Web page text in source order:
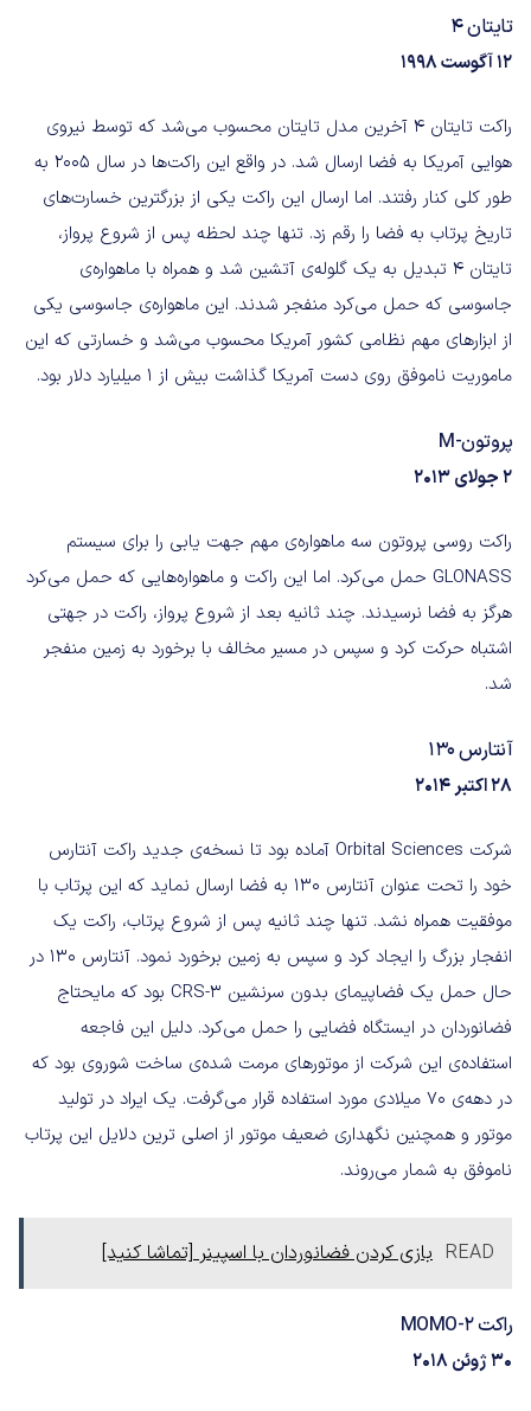
تایتان ۴
۱۲ آگوست ۱۹۹۸
راکت تایتان ۴ آخرین مدل تایتان محسوب می‌شد که توسط نیروی
هوایی آمریکا به فضا ارسال شد. در واقع این راکت‌ها در سال ۲۰۰۵ به
طور کلی کنار رفتند. اما ارسال این راکت یکی از بزرگترین خسارت‌های
تاریخ پرتاب به فضا را رقم زد. تنها چند لحظه پس از شروع پرواز،
تایتان ۴ تبدیل به یک گلوله‌ی آتشین شد و همراه با ماهواره‌ی
جاسوسی که حمل می‌کرد منفجر شدند. این ماهواره‌ی جاسوسی یکی
از ابزار‌های مهم نظامی کشور آمریکا محسوب می‌شد و خسارتی که این
ماموریت ناموفق روی دست آمریکا گذاشت بیش از ۱ میلیارد دلار بود.
پروتون-M
۲ جولای ۲۰۱۳
راکت روسی پروتون سه ماهواره‌ی مهم جهت یابی را برای سیستم
GLONASS حمل می‌کرد. اما این راکت و ماهواره‌هایی که حمل می‌کرد
هرگز به فضا نرسیدند. چند ثانیه بعد از شروع پرواز، راکت در جهتی
اشتباه حرکت کرد و سپس در مسیر مخالف با برخورد به زمین منفجر
شد.
آنتارس ۱۳۰
۲۸ اکتبر ۲۰۱۴
شرکت Orbital Sciences آماده بود تا نسخه‌ی جدید راکت آنتارس
خود را تحت عنوان آنتارس ۱۳۰ به فضا ارسال نماید که این پرتاب با
موفقیت همراه نشد. تنها چند ثانیه پس از شروع پرتاب، راکت یک
انفجار بزرگ را ایجاد کرد و سپس به زمین برخورد نمود. آنتارس ۱۳۰ در
حال حمل یک فضاپیمای بدون سرنشین CRS-3 بود که مایحتاج
فضانوردان در ایستگاه فضایی را حمل می‌کرد. دلیل این فاجعه
استفاده‌ی این شرکت از موتور‌های مرمت شده‌ی ساخت شوروی بود که
در دهه‌ی ۷۰ میلادی مورد استفاده قرار می‌گرفت. یک ایراد در تولید
موتور و همچنین نگهداری ضعیف موتور از اصلی ترین دلایل این پرتاب
ناموفق به شمار می‌روند.
READ بازی کردن فضانوردان با اسپینر [تماشا کنید]
راکت MOMO-2
۳۰ ژوئن ۲۰۱۸